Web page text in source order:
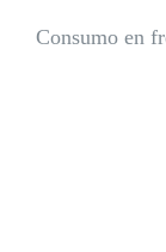
Consumo en